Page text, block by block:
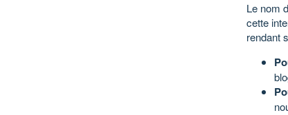
Le nom
cette
rendant